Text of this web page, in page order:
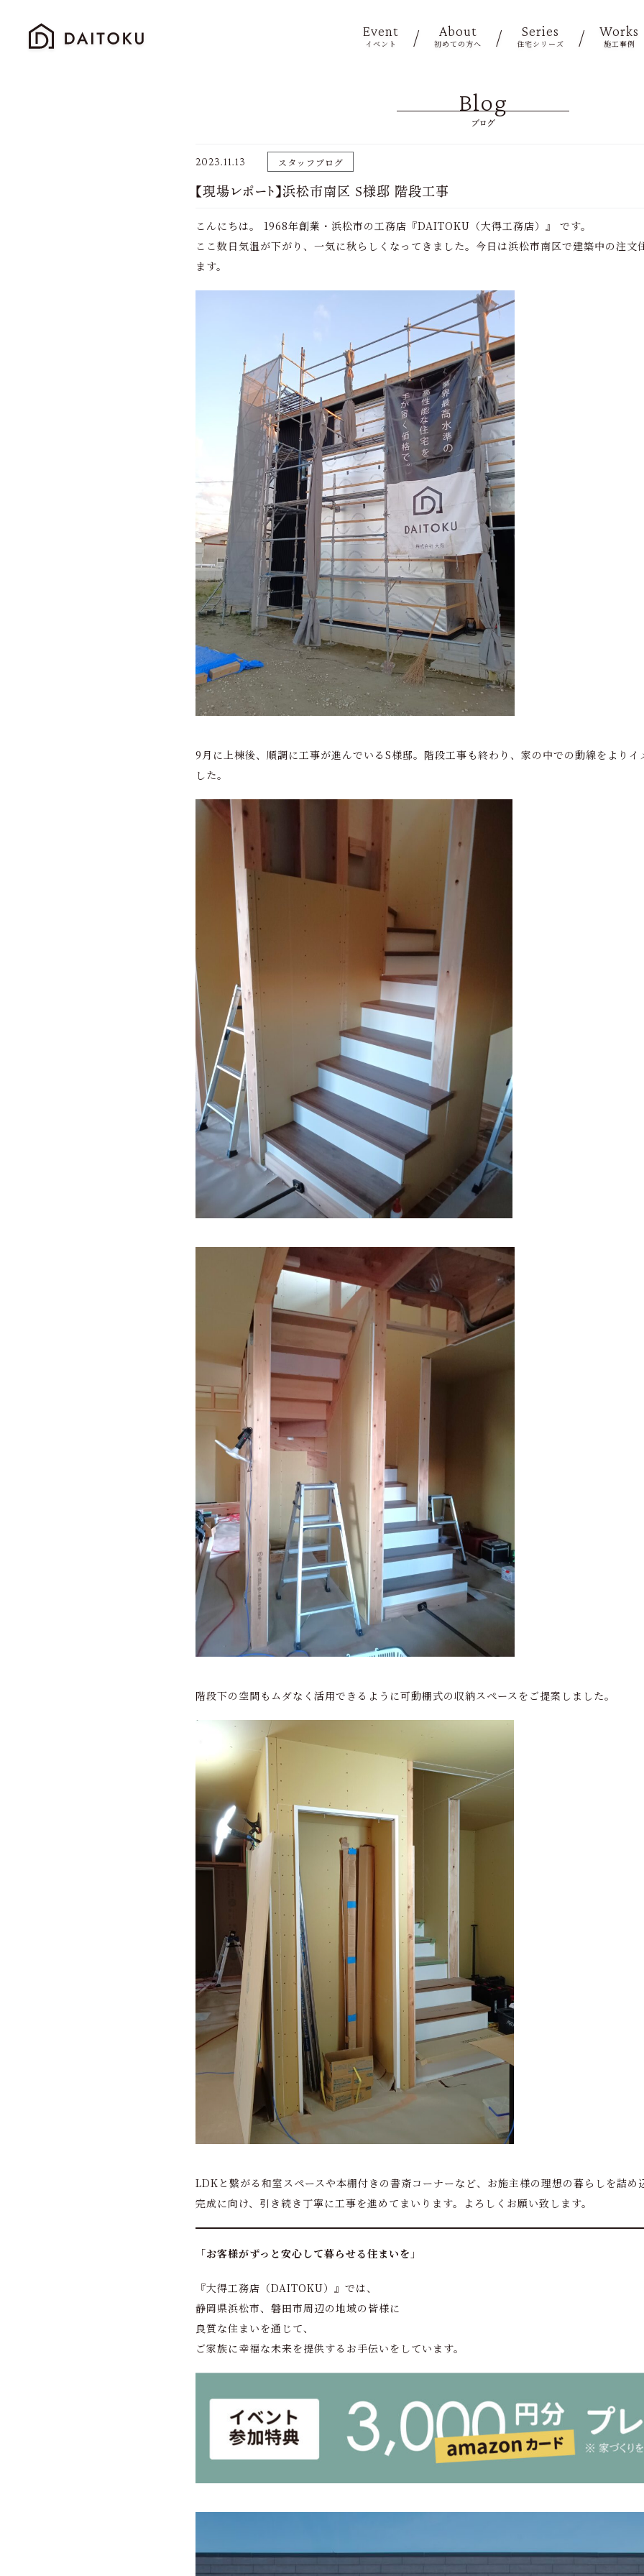
Event
イベント
About
初めての方へ
Series
住宅シリーズ
Works
施工事例
Blog
ブログ
2023.11.13 スタッフブログ
【現場レポート】浜松市南区 S様邸 階段工事
こんにちは。 1968年創業・浜松市の工務店『DAITOKU（大得工務店）』 です。
ここ数日気温が下がり、一気に秋らしくなってきました。今日は浜松市南区で建築中の注文
ます。
9月に上棟後、順調に工事が進んでいるS様邸。階段工事も終わり、家の中での動線をよりイ
した。
階段下の空間もムダなく活用できるように可動棚式の収納スペースをご提案しました。
LDKと繋がる和室スペースや本棚付きの書斎コーナーなど、お施主様の理想の暮らしを詰め
完成に向け、引き続き丁寧に工事を進めてまいります。よろしくお願い致します。
「お客様がずっと安心して暮らせる住まいを」
『大得工務店（DAITOKU）』では、
静岡県浜松市、磐田市周辺の地域の皆様に
良質な住まいを通じて、
ご家族に幸福な未来を提供するお手伝いをしています。